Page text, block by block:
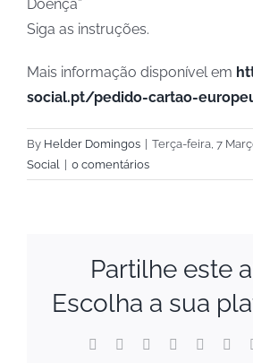
Doença”
Siga as instruções.
Mais informação disponível em
social.pt/pedido-cartao-
By Helder Domingos Terça-feira, 7
Social
0 comentários
Partilhe este
Escolha a sua
Facebook Reddit LinkedIn